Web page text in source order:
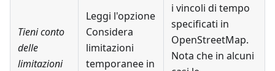
Tieni conto
delle
limitazioni
Leggi l'opzione
Considera
limitazioni
temporanee in
i vincoli di tempo
specificati in
OpenStreetMap.
Nota che in alcuni